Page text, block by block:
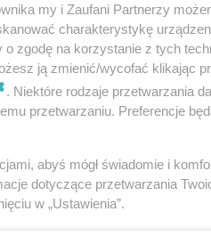
Radomiu
my i Zaufani Partnerzy
charakterystykę
zgodę na korzystanie z tych
ją zmienić/wycofać klikając
. Niektóre rodzaje przetwarzania
przetwarzaniu. Preferencje
abyś mógł świadomie i
dotyczące przetwarzania
w „Ustawienia”.